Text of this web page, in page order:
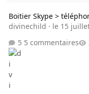
Boitier Skype >
divinechild · le 15
5 commentaires